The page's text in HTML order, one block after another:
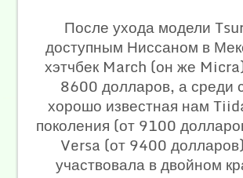
После ухода модели
доступным Ниссаном в
хэтчбек March (он же
8600 долларов, а среди
хорошо известная нам
поколения (от 9100
Versa (от 9400
участвовала в двойном